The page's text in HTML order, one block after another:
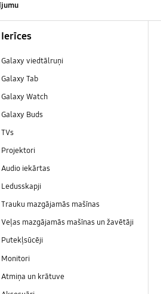
Ierīces
Galaxy viedtālruņi
Galaxy Tab
Galaxy Watch
Galaxy Buds
TVs
Projektori
Audio iekārtas
Ledusskapji
Trauku mazgājamās mašīnas
Veļas mazgājamās mašīnas un žavētāji
Putekļsūcēji
Monitori
Atmiņa un krātuve